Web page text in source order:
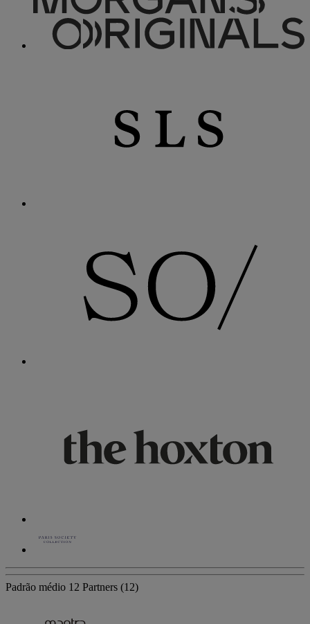
Padrão médio 12 Partners (12)